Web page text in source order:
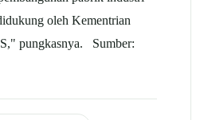
oleh Kementrian
pungkasnya. Sumber: